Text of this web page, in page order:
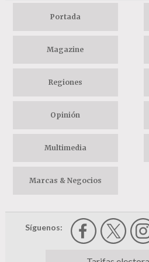
Portada
Magazine
Regiones
Opinión
Multimedia
Marcas & Negocios
Síguenos: